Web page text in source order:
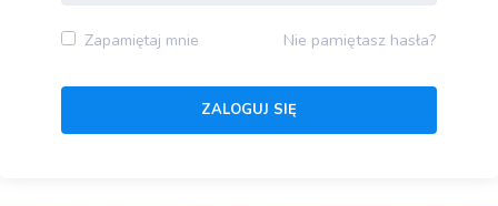
Zapamiętaj mnie Nie pamiętasz hasła?